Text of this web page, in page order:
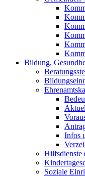
Bildung,
Infos
Hilfsdienste
Soziale